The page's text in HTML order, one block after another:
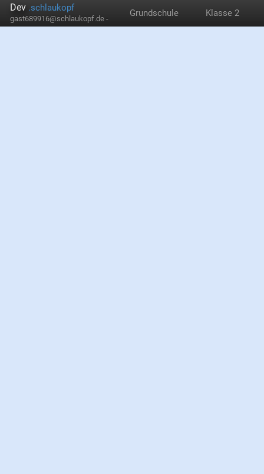
Dev .schlaukopf
gast689916@schlaukopf.de -
Grundschule Klasse 2